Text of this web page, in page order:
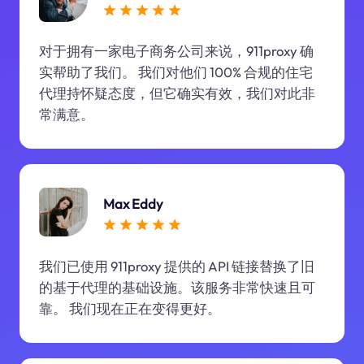
对于拥有一家电子商务公司来说，911proxy 确
实帮助了我们。 我们对他们 100% 合规的住宅
代理持怀疑态度，但它确实有效，我们对此非
常满意。
Max Eddy
我们已使用 911proxy 提供的 API 链接替换了旧
的基于代理的基础设施。该服务非常快速且可
靠。 我们现在正在变得更好。